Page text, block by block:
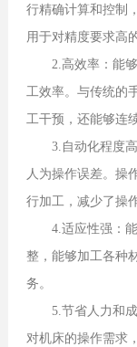
行精确计算和控制
用于对精度要求高
2.高效率：能够
工效率。与传统的
工干预，还能够连
3.自动化程度高
人为操作误差。操
行加工，减少了操
4.适应性强：能
整，能够加工各种
务。
5.节省人力和成
对机床的操作需求